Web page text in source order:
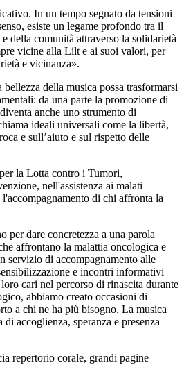
In un tempo segnato da tensioni
esiste un legame profondo tra il
della comunità attraverso la solidarietà
vicine alla Lilt e ai suoi valori, per
e vicinanza».
della musica possa trasformarsi
da una parte la promozione di
anche uno strumento di
ideali universali come la libertà,
e sull’aiuto e sul rispetto delle
la Lotta contro i Tumori,
nell'assistenza ai malati
di chi affronta la
dare concretezza a una parola
affrontano la malattia oncologica e
servizio di accompagnamento alle
e incontri informativi
cari nel percorso di rinascita durante
abbiamo creato occasioni di
a chi ne ha più bisogno. La musica
accoglienza, speranza e presenza
repertorio corale, grandi pagine